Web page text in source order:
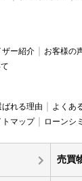
ザー紹介 お客様の
ばれる理由 よくあ
トマップ ローンシ
売買